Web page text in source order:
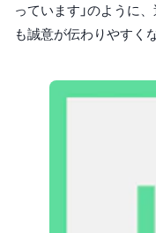
っています」のように
も誠意が伝わりやすく